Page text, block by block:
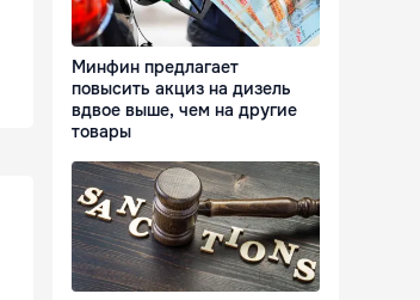
Минфин предлагает
повысить акциз на дизель
вдвое выше, чем на другие
товары